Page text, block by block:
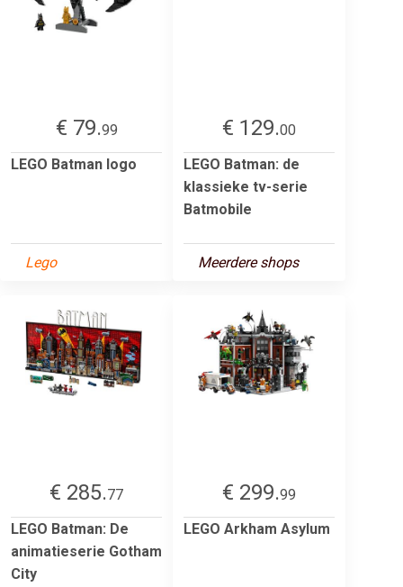
€ 79.99
LEGO Batman logo
Lego
€ 129.00
LEGO Batman: de
klassieke tv-serie
Batmobile
Meerdere shops
€ 285.77
LEGO Batman: De
animatieserie Gotham
City
€ 299.99
LEGO Arkham Asylum